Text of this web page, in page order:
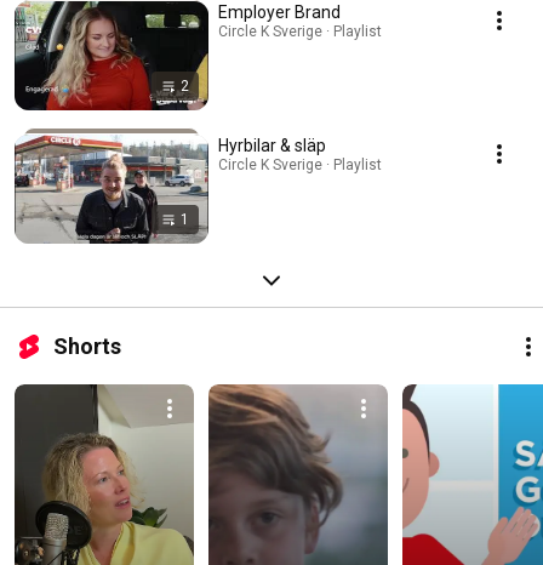
2
Employer Brand
Circle K Sverige · Playlist
1
Hyrbilar & släp
Circle K Sverige · Playlist
Shorts